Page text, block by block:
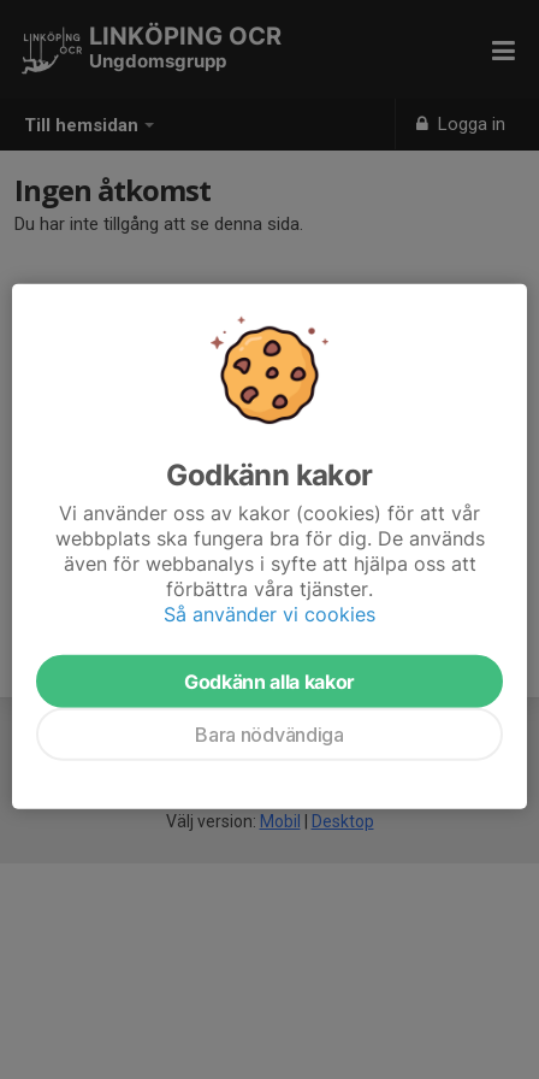
Till hemsidan Logga in
LINKÖPING OCR
Ungdomsgrupp
Ingen åtkomst
Du har inte tillgång att se denna sida.
Välj version: Mobil Desktop
Godkänn kakor
Vi använder oss av kakor (cookies) för att vår
webbplats ska fungera bra för dig. De används
även för webbanalys i syfte att hjälpa oss att
förbättra våra tjänster.
Så använder vi cookies
Godkänn alla kakor
Bara nödvändiga